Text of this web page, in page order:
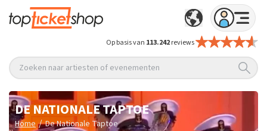
Op basis van 113.242reviews
Zoeken naar artiesten of evenementen
DE NATIONALE TAPTOE
Home / De Nationale Taptoe